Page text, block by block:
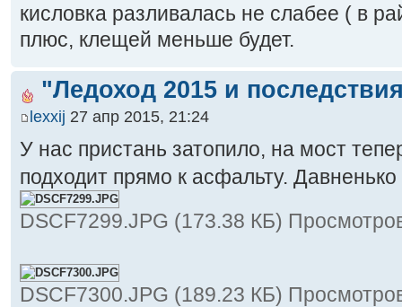
кисловка разливалась не слабее ( в
плюс, клещей меньше будет.
"Ледоход 2015 и
lexxij 27 апр 2015, 21:24
У нас пристань затопило, на мост
подходит прямо к асфальту.
DSCF7299.JPG (173.38 КБ)
DSCF7300.JPG (189.23 КБ)